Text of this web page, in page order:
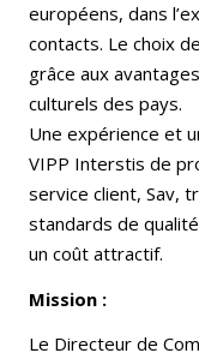
européens, dans
contacts. Le choix
grâce aux
culturels des pays.
Une expérience et
VIPP Interstis de
service client, Sav,
standards de
un coût attractif.
Mission :
Le Directeur de